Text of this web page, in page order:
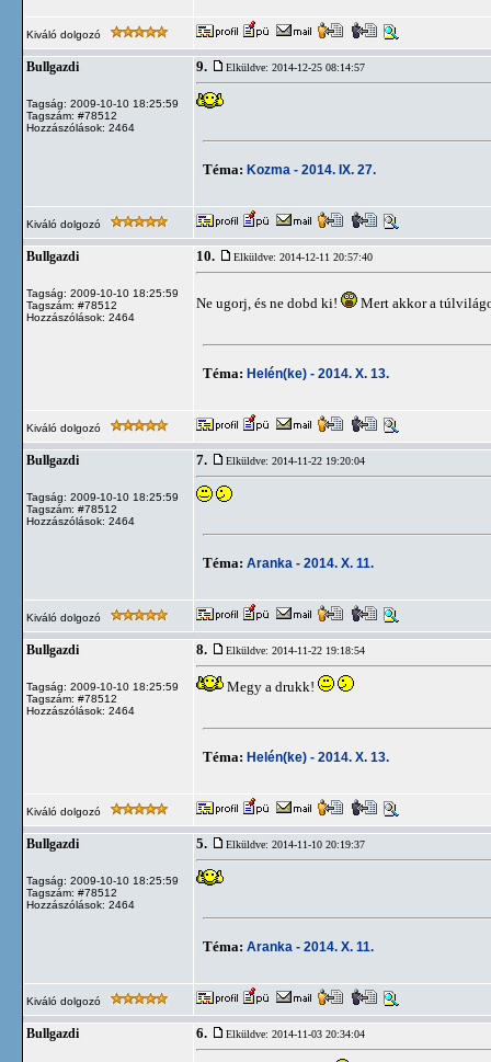
Kiváló dolgozó
Bullgazdi
Tagság: 2009-10-10 18:25:59
Tagszám: #78512
Hozzászólások: 2464
9. Elküldve: 2014-12-25 08:14:57
Téma: Kozma - 2014. IX. 27.
Kiváló dolgozó
Bullgazdi
Tagság: 2009-10-10 18:25:59
Tagszám: #78512
Hozzászólások: 2464
10. Elküldve: 2014-12-11 20:57:40
Ne ugorj, és ne dobd ki! Mert akkor a
Téma: Helén(ke) - 2014. X. 13.
Kiváló dolgozó
Bullgazdi
Tagság: 2009-10-10 18:25:59
Tagszám: #78512
Hozzászólások: 2464
7. Elküldve: 2014-11-22 19:20:04
Téma: Aranka - 2014. X. 11.
Kiváló dolgozó
Bullgazdi
Tagság: 2009-10-10 18:25:59
Tagszám: #78512
Hozzászólások: 2464
8. Elküldve: 2014-11-22 19:18:54
Megy a drukk!
Téma: Helén(ke) - 2014. X. 13.
Kiváló dolgozó
Bullgazdi
Tagság: 2009-10-10 18:25:59
Tagszám: #78512
Hozzászólások: 2464
5. Elküldve: 2014-11-10 20:19:37
Téma: Aranka - 2014. X. 11.
Kiváló dolgozó
Bullgazdi 6. Elküldve: 2014-11-03 20:34:04